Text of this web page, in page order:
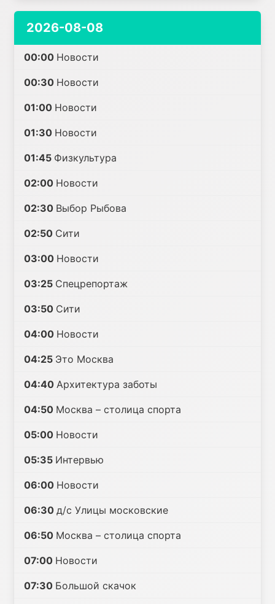
2026-08-08
00:00 Новости
00:30 Новости
01:00 Новости
01:30 Новости
01:45 Физкультура
02:00 Новости
02:30 Выбор Рыбова
02:50 Сити
03:00 Новости
03:25 Спецрепортаж
03:50 Сити
04:00 Новости
04:25 Это Москва
04:40 Архитектура заботы
04:50 Москва – столица спорта
05:00 Новости
05:35 Интервью
06:00 Новости
06:30 д/с Улицы московские
06:50 Москва – столица спорта
07:00 Новости
07:30 Большой скачок